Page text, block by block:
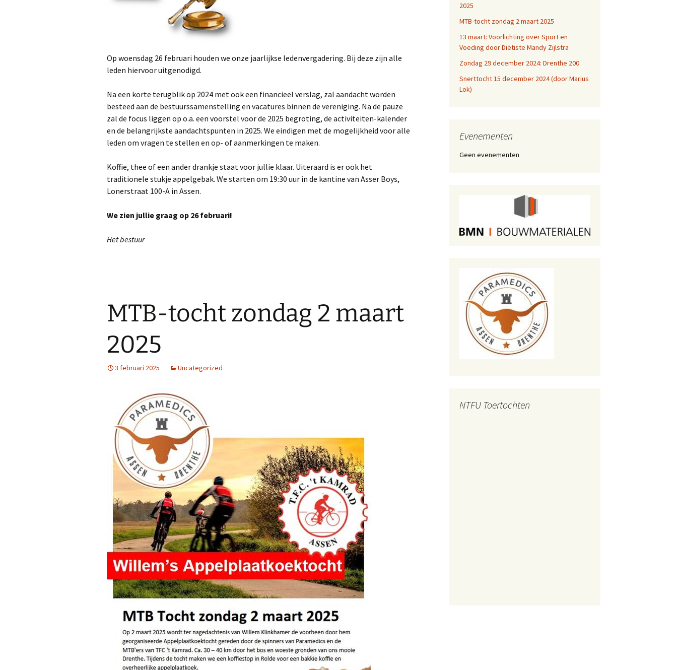
Op woensdag 26 februari houden we onze jaarlijkse ledenvergadering. Bij deze zijn alle
leden hiervoor uitgenodigd.
Na een korte terugblik op 2024 met ook een financieel verslag, zal aandacht worden
besteed aan de bestuurssamenstelling en vacatures binnen de vereniging. Na de pauze
zal de focus liggen op o.a. een voorstel voor de 2025 begroting, de activiteiten-kalender
en de belangrijkste aandachtspunten in 2025. We eindigen met de mogelijkheid voor alle
leden om vragen te stellen en op- of aanmerkingen te maken.
Koffie, thee of een ander drankje staat voor jullie klaar. Uiteraard is er ook het
traditionele stukje appelgebak. We starten om 19:30 uur in de kantine van Asser Boys,
Lonerstraat 100-A in Assen.
We zien jullie graag op 26 februari!
Het bestuur
MTB-tocht zondag 2 maart
2025
3 februari 2025 Uncategorized
2025
MTB-tocht zondag 2 maart 2025
13 maart: Voorlichting over Sport en
Voeding door Diëtiste Mandy Zijlstra
Zondag 29 december 2024: Drenthe 200
Snerttocht 15 december 2024 (door Marius
Lok)
Evenementen
Geen evenementen
NTFU Toertochten